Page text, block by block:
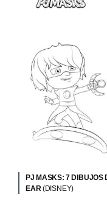
PJ MASKS: 7 DIBUJOS
EAR(DISNEY)